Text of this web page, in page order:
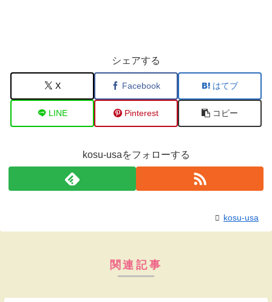
シェアする
X Facebook はてブ
LINE Pinterest コピー
kosu-usaをフォローする
kosu-usa
関連記事